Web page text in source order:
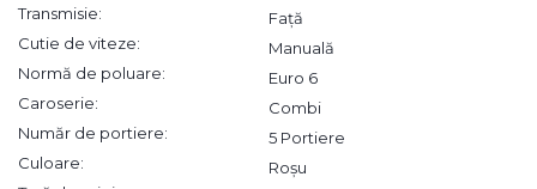
Transmisie:
Față
Cutie de viteze:
Manuală
Normă de poluare:
Euro 6
Caroserie:
Combi
Număr de portiere:
5 Portiere
Culoare:
Roșu